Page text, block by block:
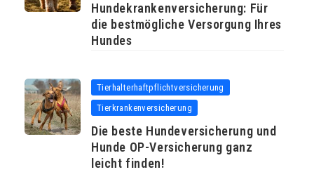
Hundekrankenversicherung: Für
die bestmögliche Versorgung Ihres
Hundes
Tierhalterhaftpflichtversicherung
Tierkrankenversicherung
Die beste Hundeversicherung und
Hunde OP-Versicherung ganz
leicht finden!